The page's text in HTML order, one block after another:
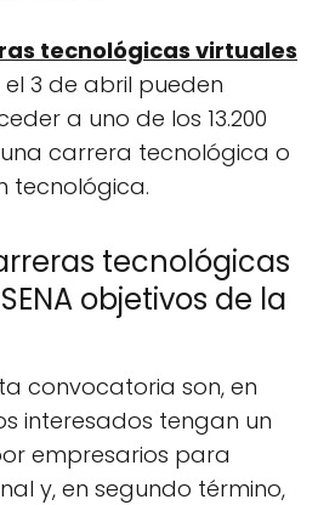
tecnológicas virtuales
3 de abril pueden
a uno de los 13.200
carrera tecnológica o
tecnológica.
tecnológicas
objetivos de la
convocatoria son, en
interesados tengan un
empresarios para
y, en segundo término,